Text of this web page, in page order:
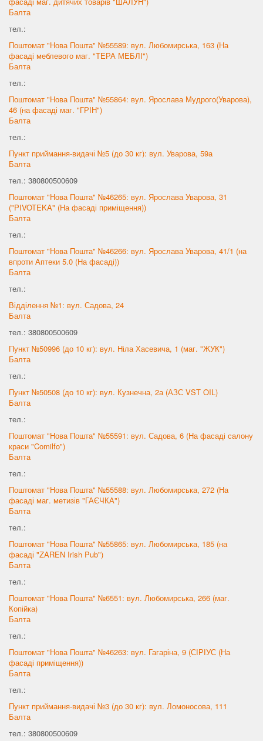
Балта
тел.:
Поштомат "Нова Пошта" №55589: вул. Любомирська, 163 (На
фасаді меблевого маг. "ТЕРА МЕБЛІ")
Балта
тел.:
Поштомат "Нова Пошта" №55864: вул. Ярослава Мудрого(Уварова),
46 (на фасаді маг. "ГРІН")
Балта
тел.:
Пункт приймання-видачі №5 (до 30 кг): вул. Уварова, 59а
Балта
тел.: 380800500609
Поштомат "Нова Пошта" №46265: вул. Ярослава Уварова, 31
("PIVOTEKA" (На фасаді приміщення))
Балта
тел.:
Поштомат "Нова Пошта" №46266: вул. Ярослава Уварова, 41/1 (на
впроти Аптеки 5.0 (На фасаді))
Балта
тел.:
Відділення №1: вул. Садова, 24
Балта
тел.: 380800500609
Пункт №50996 (до 10 кг): вул. Ніла Хасевича, 1 (маг. "ЖУК")
Балта
тел.:
Пункт №50508 (до 10 кг): вул. Кузнечна, 2а (АЗС VST OIL)
Балта
тел.:
Поштомат "Нова Пошта" №55591: вул. Садова, 6 (На фасаді салону
краси "Cоmilfo")
Балта
тел.:
Поштомат "Нова Пошта" №55588: вул. Любомирська, 272 (На
фасаді маг. метизів "ГАЄЧКА")
Балта
тел.:
Поштомат "Нова Пошта" №55865: вул. Любомирська, 185 (на
фасаді "ZAREN Irish Pub")
Балта
тел.:
Поштомат "Нова Пошта" №6551: вул. Любомирська, 266 (маг.
Копійка)
Балта
тел.:
Поштомат "Нова Пошта" №46263: вул. Гагаріна, 9 (СІРІУС (На
фасаді приміщення))
Балта
тел.:
Пункт приймання-видачі №3 (до 30 кг): вул. Ломоносова, 111
Балта
тел.: 380800500609